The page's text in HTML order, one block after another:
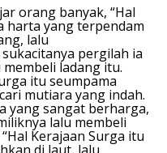
orang banyak, “Hal
harta yang terpendam
lalu
pergilah ia
ladang itu.
itu seumpama
mutiara yang indah.
yang sangat berharga,
lalu membeli
Kerajaan Surga itu